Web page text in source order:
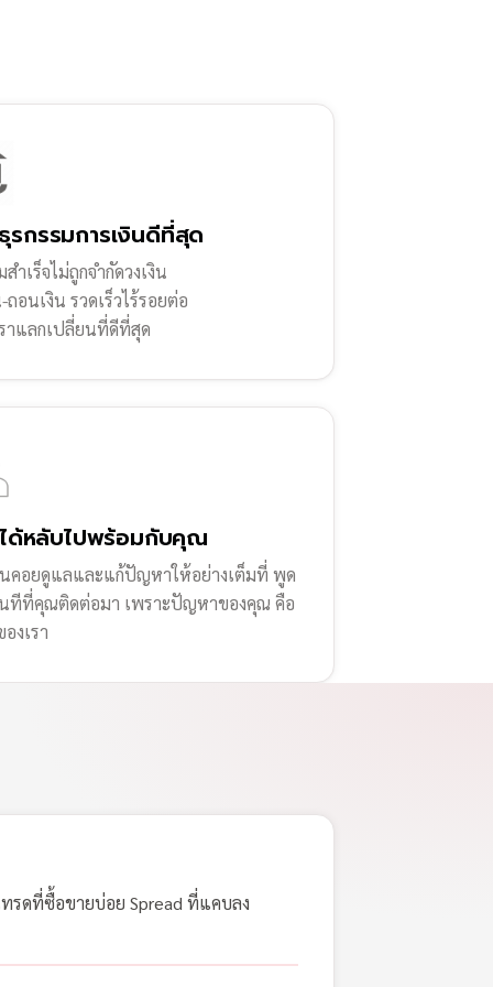
กรรมการเงินดีที่สุด
ำเร็จไม่ถูกจำกัดวงเงิน
ถอนเงิน รวดเร็วไร้รอยต่อ
าแลกเปลี่ยนที่ดีที่สุด
ได้หลับไปพร้อมกับคุณ
คอยดูแลและแก้ปัญหาให้อย่างเต็มที่ พูด
ทีที่คุณติดต่อมา เพราะปัญหาของคุณ คือ
งเรา
รดที่ซื้อขายบ่อย Spread ที่แคบลง